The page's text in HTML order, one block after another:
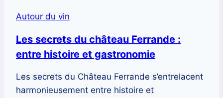
Autour du vin
Les secrets du château Ferrande :
entre histoire et gastronomie
Les secrets du Château Ferrande s’entrelacent
harmonieusement entre histoire et